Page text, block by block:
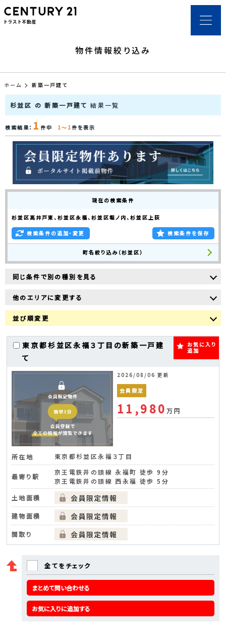
物件情報絞り込み
ホーム 新築一戸建て
杉並区 の 新築一戸建て結果一覧
検索結果： 1 件中 1～1件を表示
現在の検索条件
杉並区高井戸東、杉並区永福、杉並区堀ノ内、杉並区上荻
検索条件の追加・変更 検索条件を保存
町名絞り込み（杉並区）
同じ条件で別の種別を見る
他のエリアに変更する
並び順変更
東京都杉並区永福３丁目の新築一戸建
て
お気に入り
追加
2026/08/06 更新
会員限定
11,980万円
所在地 東京都杉並区永福３丁目
最寄り駅
京王電鉄井の頭線 永福町 徒歩 9分
京王電鉄井の頭線 西永福 徒歩 5分
土地面積
建物面積
間取り
全てをチェック
まとめて問い合わせる
お気に入りに追加する